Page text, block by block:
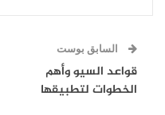
السابق بوست
قواعد السيو وأهم
الخطوات لتطبيقها